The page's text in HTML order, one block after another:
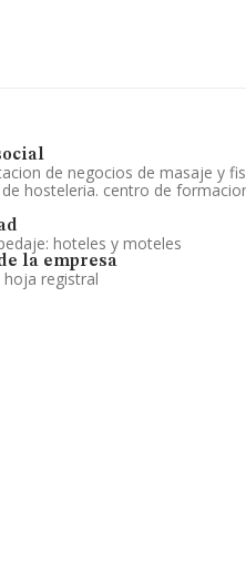
de negocios de masaje y
hosteleria. centro de
hoteles y moteles
la empresa
hoja registral